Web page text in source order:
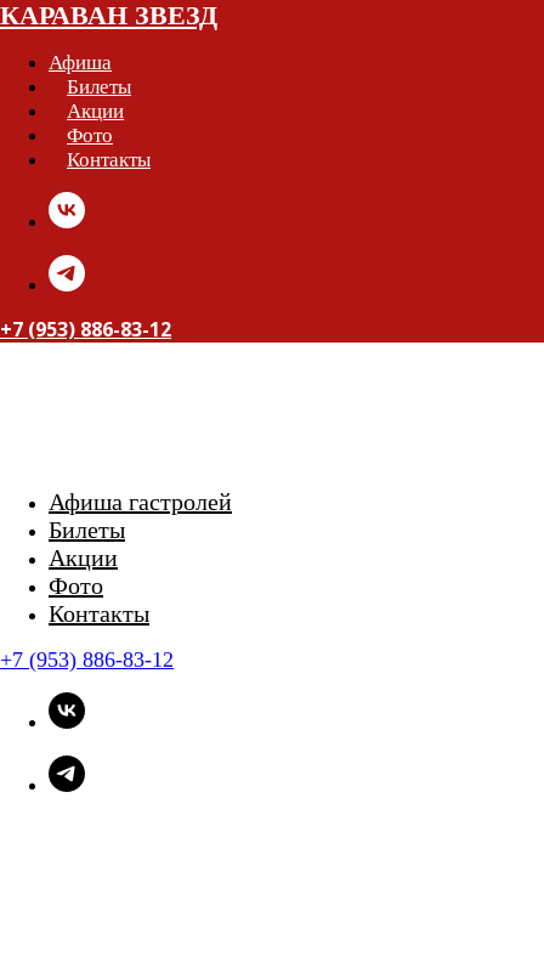
КАРАВАН ЗВЕЗД
Афиша
Билеты
Акции
Фото
Контакты
+7 (953) 886-83-12
Афиша гастролей
Билеты
Акции
Фото
Контакты
+7 (953) 886-83-12